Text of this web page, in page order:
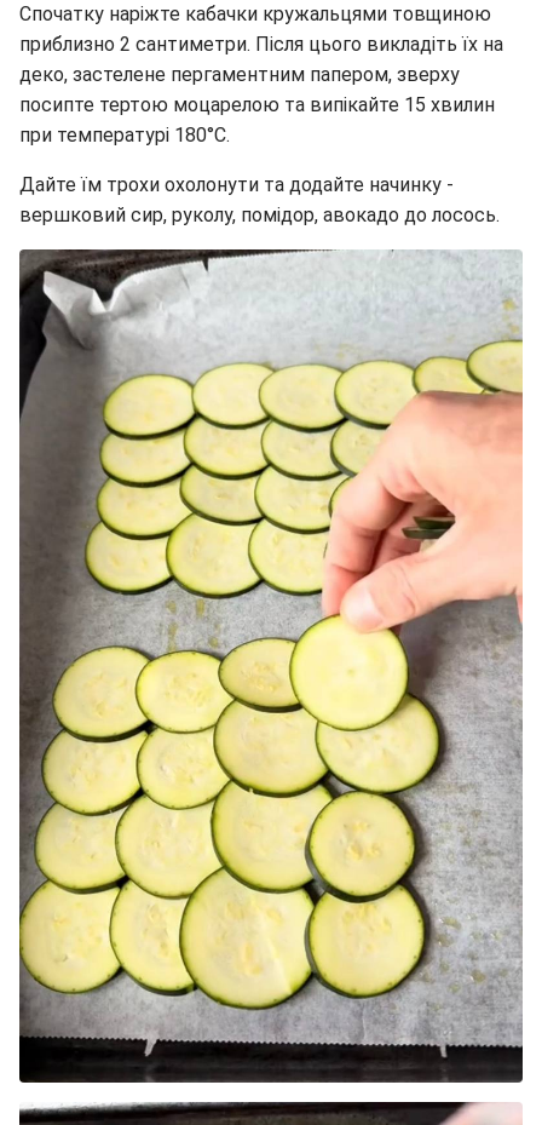
Спочатку наріжте кабачки кружальцями товщиною
приблизно 2 сантиметри. Після цього викладіть їх на
деко, застелене пергаментним папером, зверху
посипте тертою моцарелою та випікайте 15 хвилин
при температурі 180°C.
Дайте їм трохи охолонути та додайте начинку -
вершковий сир, руколу, помідор, авокадо до лосось.